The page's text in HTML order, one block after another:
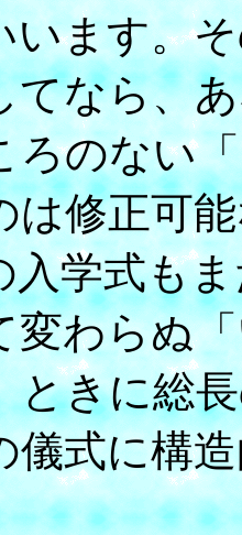
います。
てなら、
ろのない
は修正可
入学式も
変わらぬ
ときに総
儀式に構